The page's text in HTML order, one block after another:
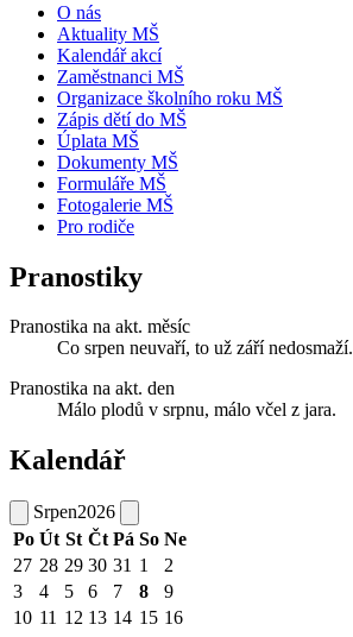
O nás
Aktuality MŠ
Kalendář akcí
Zaměstnanci MŠ
Organizace školního roku MŠ
Zápis dětí do MŠ
Úplata MŠ
Dokumenty MŠ
Formuláře MŠ
Fotogalerie MŠ
Pro rodiče
Pranostiky
Pranostika na akt. měsíc
Co srpen neuvaří, to už září nedosmaží.
Pranostika na akt. den
Málo plodů v srpnu, málo včel z jara.
Kalendář
Srpen2026
Po Út St Čt Pá So Ne
27 28 29 30 31 1
2
3
4 5 6 7 8
9
10 11 12 13 14 15 16